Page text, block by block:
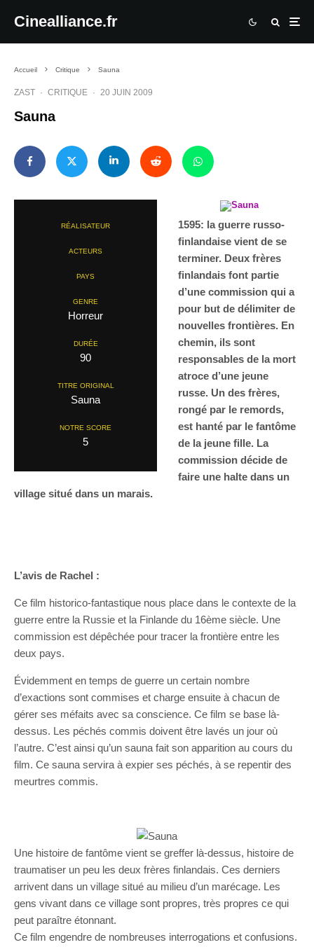
Cinealliance.fr
Accueil Critique Sauna
ZAST · CRITIQUE · 20 JUIN 2009
Sauna
RÉALISATEUR
ACTEURS
PAYS
GENRE
Horreur
DURÉE
90
TITRE ORIGINAL
Sauna
NOTRE SCORE
5
1595: la guerre russo-
finlandaise vient de se
terminer. Deux frères
finlandais font partie
d’une commission qui a
pour but de délimiter de
nouvelles frontières. En
chemin, ils sont
responsables de la mort
atroce d’une jeune
russe. Un des frères,
rongé par le remords,
est hanté par le fantôme
de la jeune fille. La
commission décide de
faire une halte dans un
village situé dans un marais.
L’avis de Rachel :
Ce film historico-fantastique nous place dans le contexte de la
guerre entre la Russie et la Finlande du 16ème siècle. Une
commission est dépêchée pour tracer la frontière entre les
deux pays.
Évidemment en temps de guerre un certain nombre
d’exactions sont commises et charge ensuite à chacun de
gérer ses méfaits avec sa conscience. Ce film se base là-
dessus. Les péchés commis doivent être lavés un jour où
l’autre. C’est ainsi qu’un sauna fait son apparition au cours du
film. Ce sauna servira à expier ses péchés, à se repentir des
meurtres commis.
Une histoire de fantôme vient se greffer là-dessus, histoire de
traumatiser un peu les deux frères finlandais. Ces derniers
arrivent dans un village situé au milieu d’un marécage. Les
gens vivant dans ce village sont propres, très propres ce qui
peut paraître étonnant.
Ce film engendre de nombreuses interrogations et confusions.